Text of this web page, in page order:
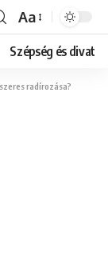
Font
Resizer
Aa
Szépség és divat
radírozása?